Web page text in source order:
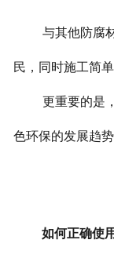
与其他防腐
民，同时施工简
更重要的是
色环保的发展趋势
如何正确使